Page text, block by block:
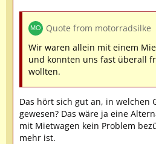
Quote from motorradsilke
Wir waren allein mit einem
und konnten uns fast überall
wollten.
Das hört sich gut an, in welchen
gewesen? Das wäre ja eine
mit Mietwagen kein Problem
mehr ist.